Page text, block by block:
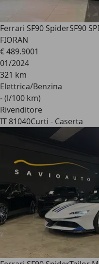
Ferrari SF90 SpiderSF90
FIORAN
€ 489.9001
01/2024
321 km
Elettrica/Benzina
- (l/100 km)
Rivenditore
IT 81040Curti - Caserta